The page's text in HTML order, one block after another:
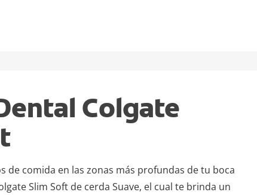
Colgate
de comida en las zonas más profundas de tu boca
Slim Soft de cerda Suave, el cual te brinda un